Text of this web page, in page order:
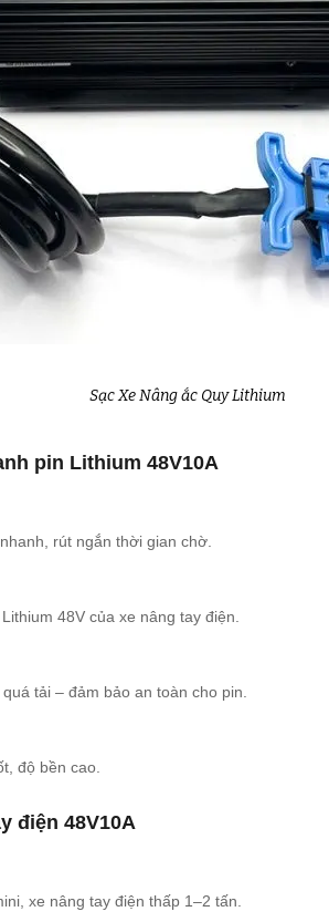
Sạc Xe Nâng ắc Quy Lithium
pin Lithium 48V10A
rút ngắn thời gian chờ.
48V của xe nâng tay điện.
tải – đảm bảo an toàn cho pin.
độ bền cao.
điện 48V10A
xe nâng tay điện thấp 1–2 tấn.